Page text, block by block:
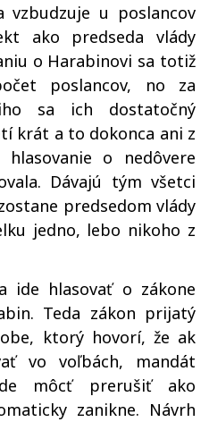
vzbudzuje u poslancov
ako predseda vlády
o Harabinovi sa totiž
poslancov, no za
sa ich dostatočný
krát a to dokonca ani z
o nedôvere
Dávajú tým všetci
predsedom vlády
jedno, lebo nikoho z
ide hlasovať o zákone
Teda zákon prijatý
ktorý hovorí, že ak
vo voľbách, mandát
môcť prerušiť ako
zanikne. Návrh